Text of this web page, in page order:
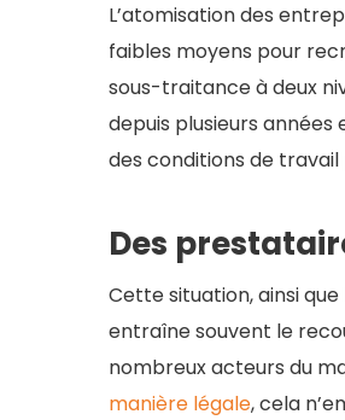
L’atomisation des
faibles moyens pour
sous-traitance à deux
depuis plusieurs
des conditions de
Des
Cette situation, ainsi
entraîne souvent le
nombreux acteurs du
manière légale, cela